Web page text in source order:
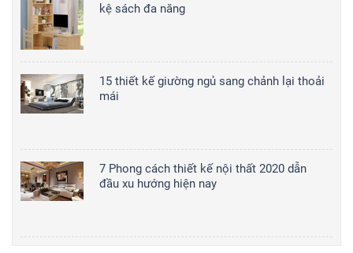
kệ sách đa năng
15 thiết kế giường ngủ sang chảnh lại thoải
mái
7 Phong cách thiết kế nội thất 2020 dẫn
đầu xu hướng hiện nay